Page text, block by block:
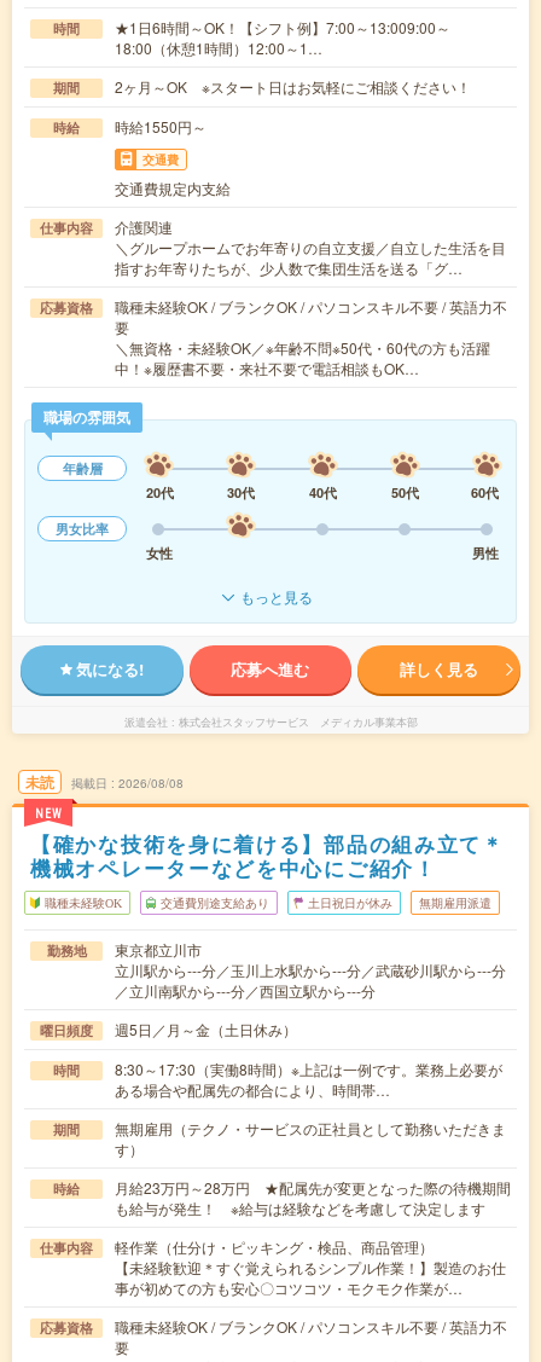
時間
★1日6時間～OK！【シフト例】7:00～13:009:00～
18:00（休憩1時間）12:00～1…
期間 2ヶ月～OK ※スタート日はお気軽にご相談ください！
時給 時給1550円～
交通費
交通費規定内支給
仕事内容
介護関連
＼グループホームでお年寄りの自立支援／自立した生活を目
指すお年寄りたちが、少人数で集団生活を送る「グ…
応募資格
職種未経験OK / ブランクOK / パソコンスキル不要 / 英語力不
要
＼無資格・未経験OK／※年齢不問※50代・60代の方も活躍
中！※履歴書不要・来社不要で電話相談もOK…
職場の雰囲気
年齢層
20代
30代 40代 50代
60代
男女比率
女性
男性
もっと見る
気になる! 応募へ進む 詳しく見る
派遣会社 株式会社スタッフサービス メディカル事業本部
未読
NEW
掲載日 2026/08/08
【確かな技術を身に着ける】部品の組み立て＊
機械オペレーターなどを中心にご紹介！
職種未経験OK 交通費別途支給あり 土日祝日が休み 無期雇用派遣
勤務地
東京都立川市
立川駅から---分／玉川上水駅から---分／武蔵砂川駅から---分
／立川南駅から---分／西国立駅から---分
曜日頻度 週5日／月～金（土日休み）
時間
8:30～17:30（実働8時間）※上記は一例です。業務上必要が
ある場合や配属先の都合により、時間帯…
期間
無期雇用（テクノ・サービスの正社員として勤務いただきま
す）
時給
月給23万円～28万円 ★配属先が変更となった際の待機期間
も給与が発生！ ※給与は経験などを考慮して決定します
仕事内容
軽作業（仕分け・ピッキング・検品、商品管理）
【未経験歓迎＊すぐ覚えられるシンプル作業！】製造のお仕
事が初めての方も安心〇コツコツ・モクモク作業が…
応募資格
職種未経験OK / ブランクOK / パソコンスキル不要 / 英語力不
要